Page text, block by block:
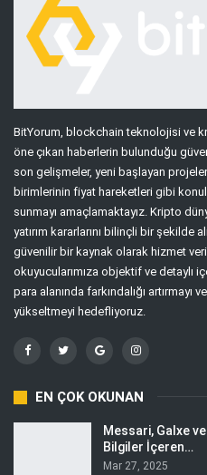
BitYorum, blockchain teknolojisi ve
öne çıkan haberlerin bulunduğu
son gelişmeler, yeni başlayan
birimlerinin fiyat hareketleri gibi
sunmayı amaçlamaktayız. Kripto
yatırım kararlarını bilinçli bir şekilde
güvenilir bir kaynak olarak hizmet
okuyucularımıza objektif ve detaylı
para alanında farkındalığı
yükseltmeyi hedefliyoruz.
EN ÇOK OKUNAN
Messari, Galxe
Bilgiler İçeren…
Mar 27, 2025